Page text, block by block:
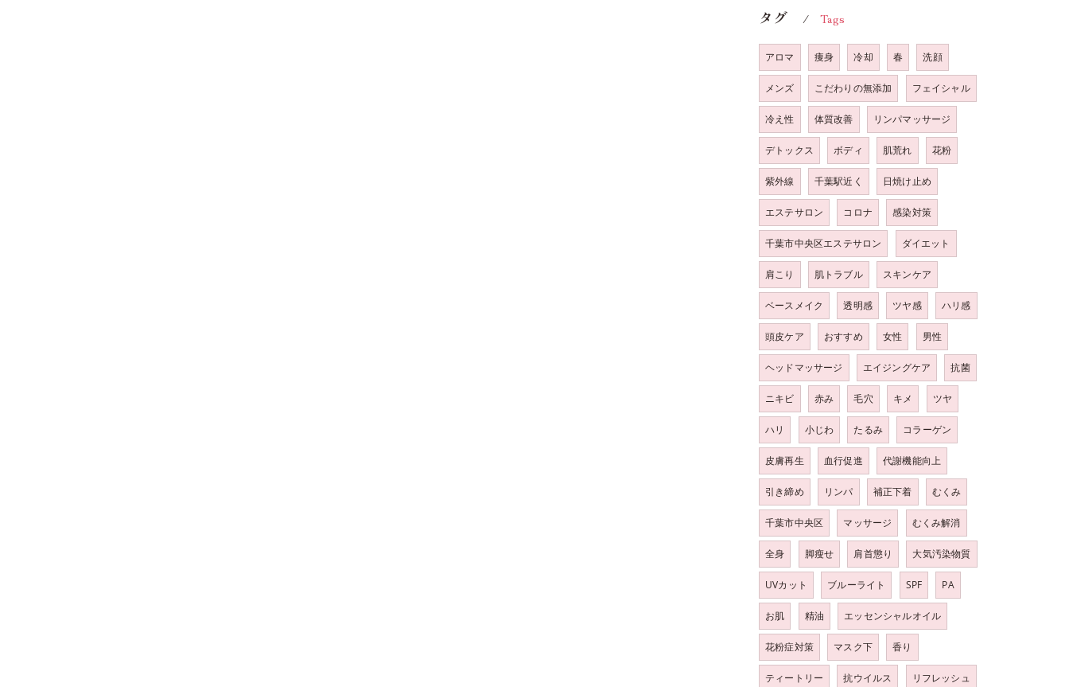
タグ Tags
アロマ 痩身 冷却 春 洗顔
メンズ こだわりの無添加 フェイシャル
冷え性 体質改善 リンパマッサージ
デトックス ボディ 肌荒れ 花粉
紫外線 千葉駅近く 日焼け止め
エステサロン コロナ 感染対策
千葉市中央区エステサロン ダイエット
肩こり 肌トラブル スキンケア
ベースメイク 透明感 ツヤ感 ハリ感
頭皮ケア おすすめ 女性 男性
ヘッドマッサージ エイジングケア 抗菌
ニキビ 赤み 毛穴 キメ ツヤ
ハリ 小じわ たるみ コラーゲン
皮膚再生 血行促進 代謝機能向上
引き締め リンパ 補正下着 むくみ
千葉市中央区 マッサージ むくみ解消
全身 脚瘦せ 肩首懲り 大気汚染物質
UVカット ブルーライト SPF PA
お肌 精油 エッセンシャルオイル
花粉症対策 マスク下 香り
ティートリー 抗ウイルス リフレッシュ